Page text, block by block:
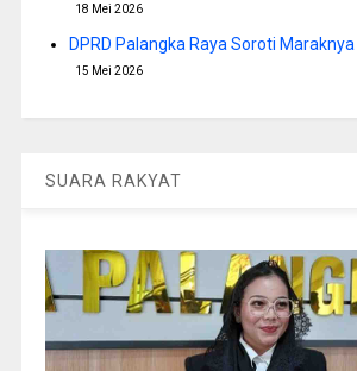
18 Mei 2026
DPRD Palangka Raya Soroti
15 Mei 2026
SUARA RAKYAT